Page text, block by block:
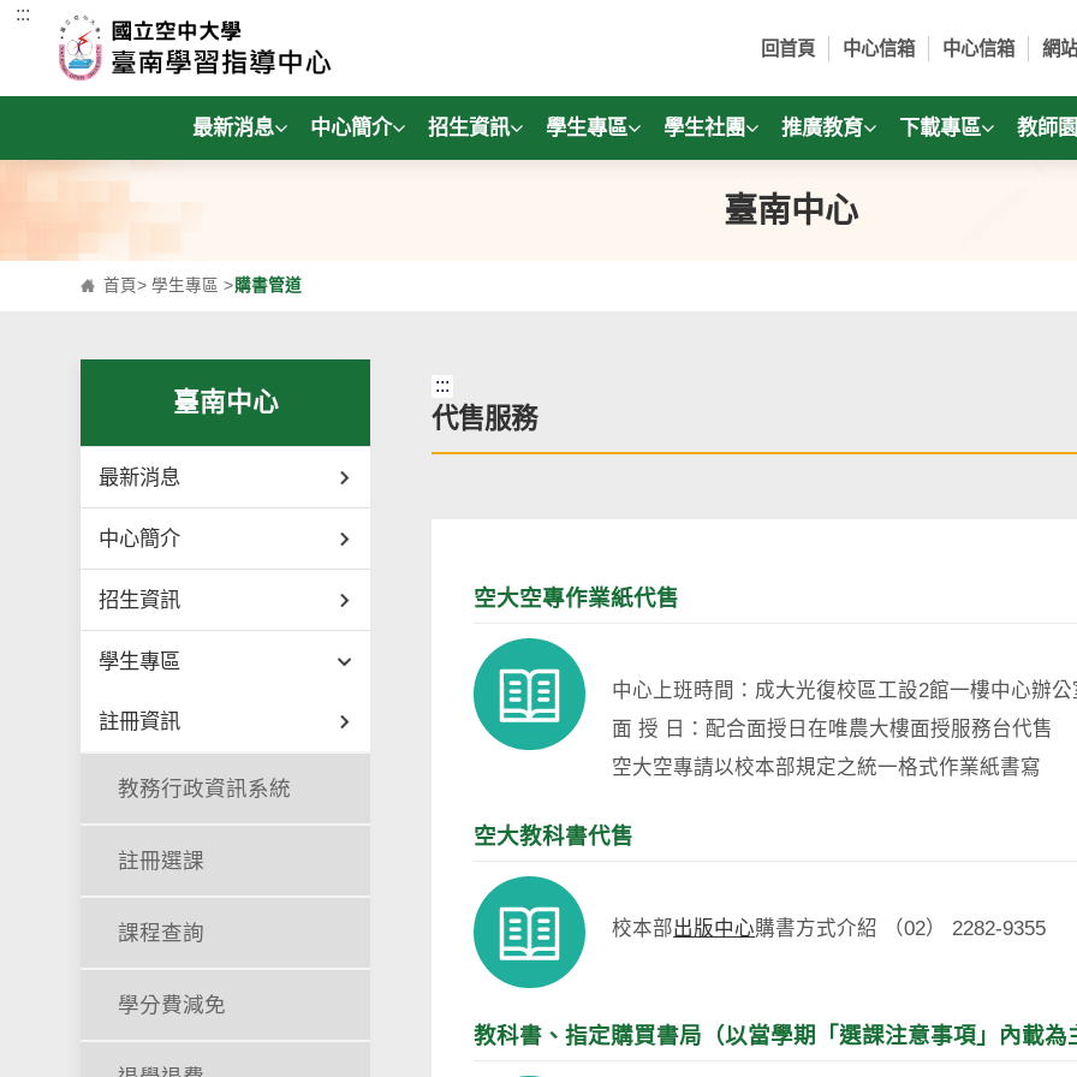
跳到主要內容區塊
:::
回首頁
中心信箱 中心信箱 網
最新消息 中心簡介 招生資訊 學生專區 學生社團 推廣教育 下載專區 教師
臺南中心
首頁>學生專區 >購書管道
臺南中心
最新消息
中心簡介
招生資訊
學生專區
註冊資訊
教務行政資訊系統
註冊選課
課程查詢
學分費減免
:::
代售服務
空大空專作業紙代售
中心上班時間：成大光復校區工設2館一樓中心辦公
面 授 日：配合面授日在唯農大樓面授服務台代售
空大空專請以校本部規定之統一格式作業紙書寫
空大教科書代售
校本部出版中心購書方式介紹 （02） 2282-9355
教科書、指定購買書局（以當學期「選課注意事項」內載為